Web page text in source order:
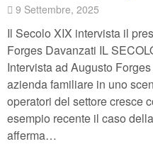
9 Settembre, 2025
Il Secolo XIX intervista il
Forges Davanzati IL
Intervista ad Augusto
azienda familiare in uno
operatori del settore cresce
esempio recente il caso
afferma…